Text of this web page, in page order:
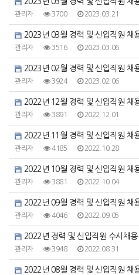
관리자 3700 2023.03.21
2023년 03월 경력 및 신입직원 채
관리자 3516 2023.03.06
2023년 02월 경력 및 신입직원 채
관리자 3924 2023.02.06
2022년 12월 경력 및 신입직원 채
관리자 3891 2022.12.01
2022년 11월 경력 및 신입직원 채
관리자 4185 2022.10.28
2022년 10월 경력 및 신입직원 채
관리자 3881 2022.10.04
2022년 09월 경력 및 신입직원 채
관리자 4046 2022.09.05
2022년 경력 및 신입직원 수시채
관리자 3948 2022.08.31
2022년 08월 경력 및 신입직원 채